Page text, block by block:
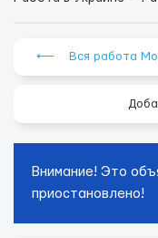
⟵ Вся работа
Внимание! Это
приостановлено!